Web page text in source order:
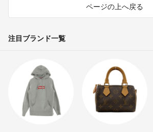
ページの上へ戻る
注目ブランド一覧